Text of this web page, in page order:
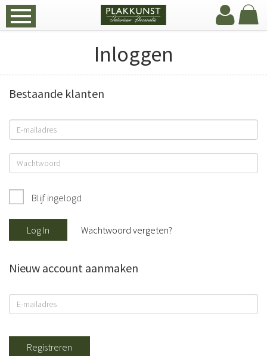
Inloggen
Bestaande klanten
Blijf ingelogd
Log In Wachtwoord vergeten?
Nieuw account aanmaken
Registreren